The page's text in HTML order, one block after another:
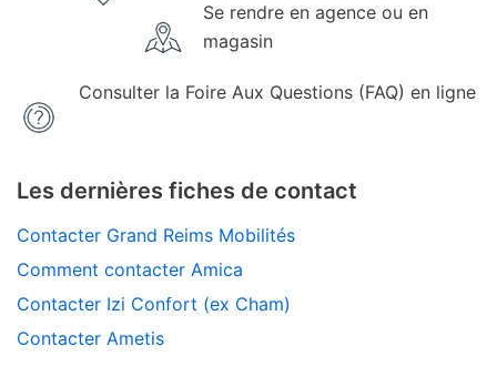
Se rendre en agence ou en
magasin
Consulter la Foire Aux Questions (FAQ) en ligne
Les dernières fiches de contact
Contacter Grand Reims Mobilités
Comment contacter Amica
Contacter Izi Confort (ex Cham)
Contacter Ametis